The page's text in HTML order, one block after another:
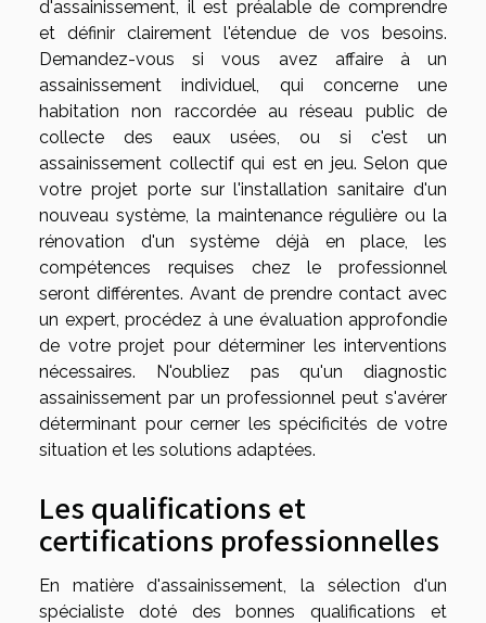
d'assainissement, il est préalable de comprendre
et définir clairement l'étendue de vos besoins.
Demandez-vous si vous avez affaire à un
assainissement individuel, qui concerne une
habitation non raccordée au réseau public de
collecte des eaux usées, ou si c'est un
assainissement collectif qui est en jeu. Selon que
votre projet porte sur l'installation sanitaire d'un
nouveau système, la maintenance régulière ou la
rénovation d'un système déjà en place, les
compétences requises chez le professionnel
seront différentes. Avant de prendre contact avec
un expert, procédez à une évaluation approfondie
de votre projet pour déterminer les interventions
nécessaires. N'oubliez pas qu'un diagnostic
assainissement par un professionnel peut s'avérer
déterminant pour cerner les spécificités de votre
situation et les solutions adaptées.
Les qualifications et
certifications professionnelles
En matière d'assainissement, la sélection d'un
spécialiste doté des bonnes qualifications et